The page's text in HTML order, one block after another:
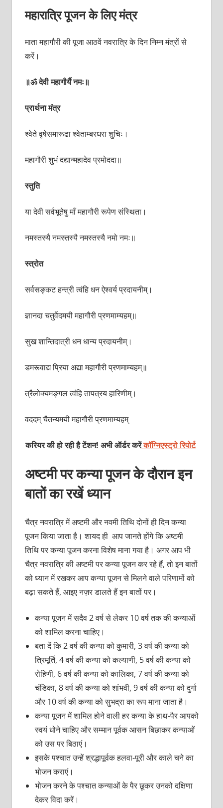
महारात्रि पूजन के लिए मंत्र
माता महागौरी की पूजा आठवें नवरात्रि के दिन निम्न मंत्रों से
करें।
॥ॐ देवी महागौर्यै नमः॥
प्रार्थना मंत्र
श्वेते वृषेसमारूढा श्वेताम्बरधरा शुचिः।
महागौरी शुभं दद्यान्महादेव प्रमोददा॥
स्तुति
या देवी सर्वभू‍तेषु माँ महागौरी रूपेण संस्थिता।
नमस्तस्यै नमस्तस्यै नमस्तस्यै नमो नमः॥
स्त्रोत
सर्वसङ्कट हन्त्री त्वंहि धन ऐश्वर्य प्रदायनीम्।
ज्ञानदा चतुर्वेदमयी महागौरी प्रणमाम्यहम्॥
सुख शान्तिदात्री धन धान्य प्रदायनीम्।
डमरूवाद्य प्रिया अद्या महागौरी प्रणमाम्यहम्॥
त्रैलोक्यमङ्गल त्वंहि तापत्रय हारिणीम्।
वददम् चैतन्यमयी महागौरी प्रणमाम्यहम्
करियर की हो रही है टेंशन! अभी ऑर्डर करेंकॉग्निएस्ट्रो रिपोर्ट
अष्टमी पर कन्या पूजन के दौरान इन
बातों का रखें ध्यान
चैत्र नवरात्रि में अष्टमी और नवमी तिथि दोनों ही दिन कन्या
पूजन किया जाता है। शायद ही आप जानते होंगे कि अष्टमी
तिथि पर कन्या पूजन करना विशेष माना गया है। अगर आप भी
चैत्र नवरात्रि की अष्टमी पर कन्या पूजन कर रहे हैं, तो इन बातों
को ध्यान में रखकर आप कन्या पूजन से मिलने वाले परिणामों को
बढ़ा सकते हैं, आइए नज़र डालते हैं इन बातों पर।
कन्या पूजन में सदैव 2 वर्ष से लेकर 10 वर्ष तक की कन्याओं
को शामिल करना चाहिए।
बता दें कि 2 वर्ष की कन्या को कुमारी, 3 वर्ष की कन्या को
त्रिमूर्ति, 4 वर्ष की कन्या को कल्याणी, 5 वर्ष की कन्या को
रोहिणी, 6 वर्ष की कन्या को कालिका, 7 वर्ष की कन्या को
चंडिका, 8 वर्ष की कन्या को शांभवी, 9 वर्ष की कन्या को दुर्गा
और 10 वर्ष की कन्या को सुभद्रा का रूप माना जाता है।
कन्या पूजन में शामिल होने वाली हर कन्या के हाथ-पैर आपको
स्वयं धोने चाहिए और सम्मान पूर्वक आसन बिछाकर कन्याओं
को उस पर बिठाएं।
इसके पश्चात उन्हें श्रद्धापूर्वक हलवा-पूरी और काले चने का
भोजन कराएं।
भोजन करने के पश्चात कन्याओं के पैर छूकर उनको दक्षिणा
देकर विदा करें।